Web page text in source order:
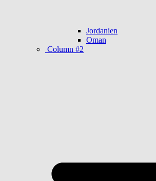
Jordanien
Oman
Column #2